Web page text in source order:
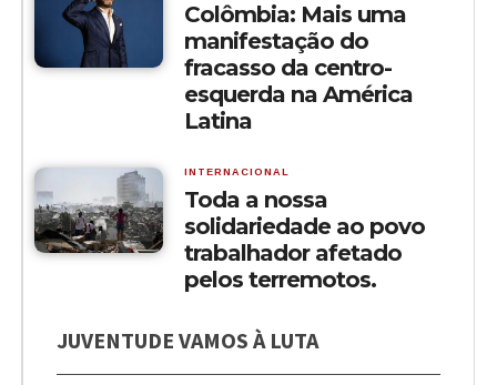
Colômbia: Mais uma
manifestação do
fracasso da centro-
esquerda na América
Latina
INTERNACIONAL
Toda a nossa
solidariedade ao povo
trabalhador afetado
pelos terremotos.
JUVENTUDE VAMOS À LUTA